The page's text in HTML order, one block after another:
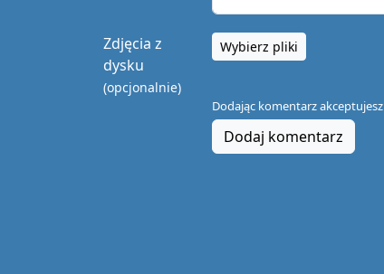
Zdjęcia z
dysku
(opcjonalnie)
Wybierz pliki
Dodając komentarz akceptujesz
Dodaj komentarz